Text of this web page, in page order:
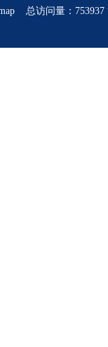
总访问量：753937